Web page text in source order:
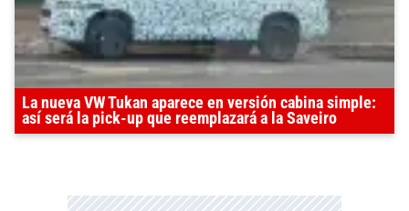
La nueva VW Tukan aparece en versión cabina simple:
así será la pick-up que reemplazará a la Saveiro